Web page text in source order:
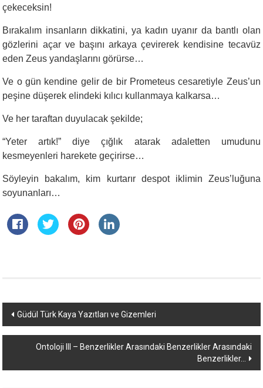
çekeceksin!
Bırakalım insanların dikkatini, ya kadın uyanır da bantlı olan
gözlerini açar ve başını arkaya çevirerek kendisine tecavüz
eden Zeus yandaşlarını görürse…
Ve o gün kendine gelir de bir Prometeus cesaretiyle Zeus’un
peşine düşerek elindeki kılıcı kullanmaya kalkarsa…
Ve her taraftan duyulacak şekilde;
“Yeter artık!” diye çığlık atarak adaletten umudunu
kesmeyenleri harekete geçirirse…
Söyleyin bakalım, kim kurtarır despot iklimin Zeus’luğuna
soyunanları…
Yazı
dolaşımı
Güdül Türk Kaya Yazıtları ve Gizemleri
Ontoloji III – Benzerlikler Arasındaki Benzerlikler Arasındaki
Benzerlikler…